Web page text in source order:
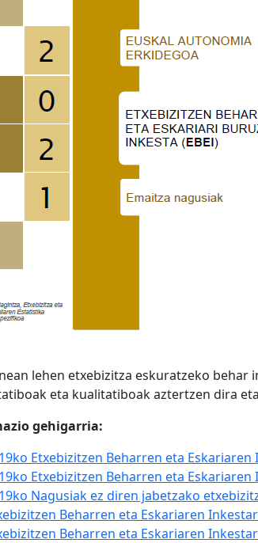
lehen etxebizitza eskuratzeko
eta kualitatiboak aztertzen dira
gehigarria:
Etxebizitzen Beharren eta
Etxebizitzen Beharren eta
Nagusiak ez diren jabetzako
Beharren eta Eskariaren
Beharren eta Eskariaren